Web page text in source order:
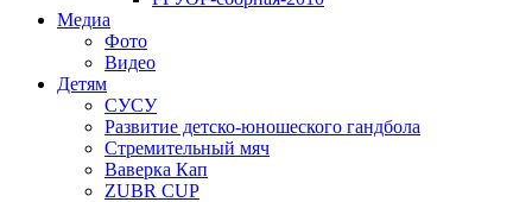
Медиа
Фото
Видео
Детям
СУСУ
Развитие детско-юношеского гандбола
Стремительный мяч
Ваверка Кап
ZUBR CUP